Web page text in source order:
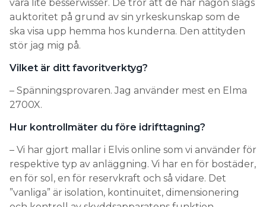
vara lite besserwisser. De tror att de har någon slags
auktoritet på grund av sin yrkeskunskap som de
ska visa upp hemma hos kunderna. Den attityden
stör jag mig på.
Vilket är ditt favoritverktyg?
– Spänningsprovaren. Jag använder mest en Elma
2700X.
Hur kontrollmäter du före idrifttagning?
– Vi har gjort mallar i Elvis online som vi använder för
respektive typ av anläggning. Vi har en för bostäder,
en för sol, en för reservkraft och så vidare. Det
”vanliga” är isolation, kontinuitet, dimensionering